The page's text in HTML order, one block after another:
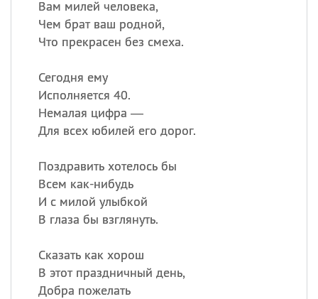
Вам милей человека,
Чем брат ваш родной,
Что прекрасен без смеха.
Сегодня ему
Исполняется 40.
Немалая цифра —
Для всех юбилей его дорог.
Поздравить хотелось бы
Всем как-нибудь
И с милой улыбкой
В глаза бы взглянуть.
Сказать как хорош
В этот праздничный день,
Добра пожелать